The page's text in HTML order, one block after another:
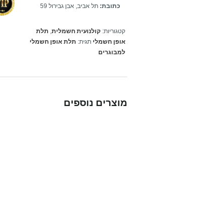
כתובת: תל אביב, אבן גבירול 59
קטגוריות: קולנועית חשמלית, תלת
אופן חשמלי תגית: תלת אופן חשמלי
למבוגרים
מוצרים נוספים